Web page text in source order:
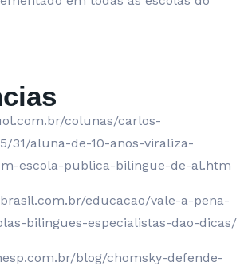
colunas/carlos-
31/aluna-de-10-anos-viraliza-
escola-publica-bilingue-de-al.htm
educacao/vale-a-pena-
bilingues-especialistas-dao-dicas/
blog/chomsky-defende-